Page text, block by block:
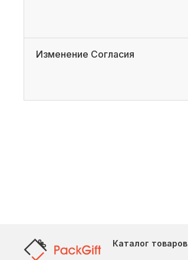
Изменение Согласия
Каталог товаров